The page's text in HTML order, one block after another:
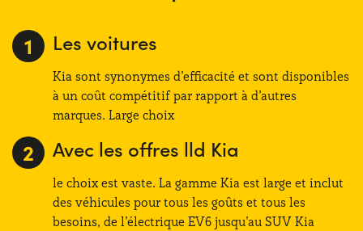
Les voitures
Kia sont synonymes d’efficacité et sont disponibles
à un coût compétitif par rapport à d’autres
marques. Large choix
Avec les offres lld Kia
le choix est vaste. La gamme Kia est large et inclut
des véhicules pour tous les goûts et tous les
besoins, de l’électrique EV6 jusqu’au SUV Kia